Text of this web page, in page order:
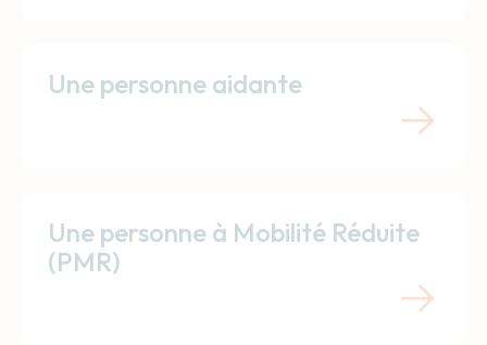
Une personne aidante
Une personne à Mobilité Réduite
(PMR)